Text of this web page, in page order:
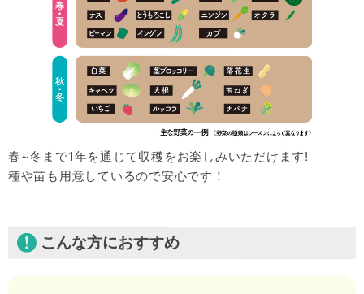
春~冬まで1年を通じて収穫をお楽しみいただけます!
種や苗も用意しているので安心です！
こんな方におすすめ